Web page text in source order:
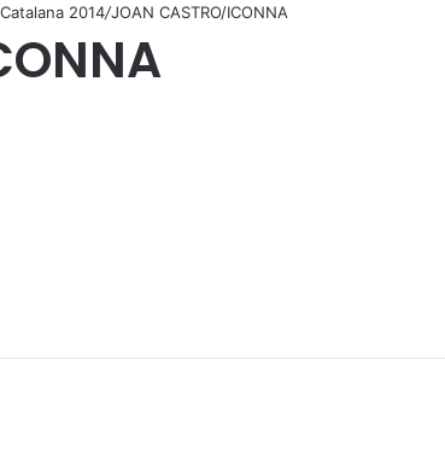
2014/JOAN CASTRO/ICONNA